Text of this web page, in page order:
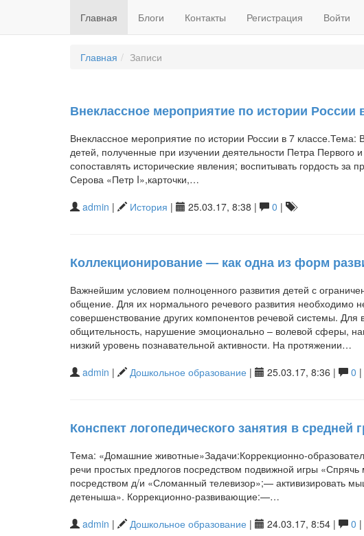
Главная Блоги Контакты Регистрация Войти
Главная Записи
Внеклассное мероприятие по истории России
Внеклассное мероприятие по истории России в 7
детей, полученные при изучении деятельности Петра Первого
сопоставлять исторические явления; воспитывать гордость
Серова «Петр I»,карточки,…
admin | История | 25.03.17, 8:38 | 0 |
Коллекционирование — как одна из форм
Важнейшим условием полноценного развития детей с
общение. Для их нормального речевого развития необходимо
совершенствование других компонентов речевой системы.
общительность, нарушение эмоционально – волевой сферы,
низкий уровень познавательной активности. На протяжении…
admin | Дошкольное образование | 25.03.17, 8:36 | 0 |
Конспект логопедического занятия в
Тема: «Домашние животные»Задачи:Коррекционно-
речи простых предлогов посредством подвижной игры
посредством д/и «Сломанный телевизор»;— активизировать
детеныша». Коррекционно-развивающие:—…
admin | Дошкольное образование | 24.03.17, 8:54 | 0 |